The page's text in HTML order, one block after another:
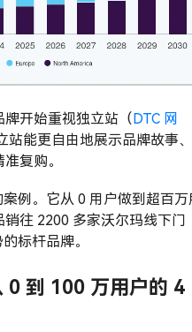
开始重视独立站（DTC 网
能更自由地展示品牌故事、
复购。
例。它从 0 用户做到超百万
往 2200 多家沃尔玛线下门
标杆品牌。
0 到 100 万用户的 4